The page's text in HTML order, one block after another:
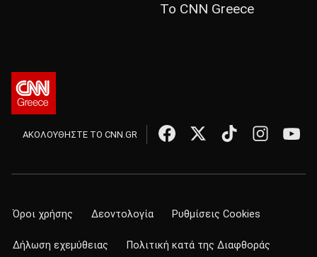
Το CNN Greece
ΑΚΟΛΟΥΘΗΣΤΕ ΤΟ CNN.GR
Όροι χρήσης Δεοντολογία Ρυθμίσεις Cookies
Δήλωση εχεμύθειας Πολιτική κατά της Διαφθοράς